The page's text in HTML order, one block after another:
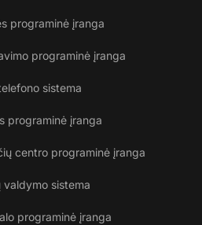
programinė įranga
programinė įranga
sistema
programinė įranga
centro programinė įranga
valdymo sistema
programinė įranga